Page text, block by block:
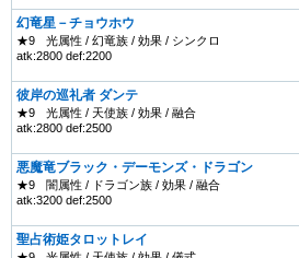
幻竜星－チョウホウ
★9
光属性 / 幻竜族 / 効果 / シンクロ
atk:2800 def:2200
彼岸の巡礼者 ダンテ
★9
光属性 / 天使族 / 効果 / 融合
atk:2800 def:2500
悪魔竜ブラック・デーモンズ・ドラゴン
★9
闇属性 / ドラゴン族 / 効果 / 融合
atk:3200 def:2500
聖占術姫タロットレイ